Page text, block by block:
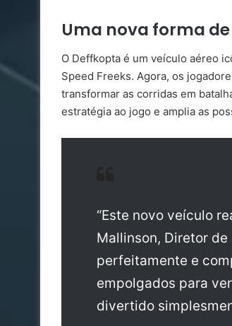
Uma nova forma
O Deffkopta é um veículo aéreo
Speed Freeks. Agora, os
transformar as corridas em
estratégia ao jogo e amplia as
“Este novo veículo
Mallinson, Diretor de
perfeitamente e
empolgados para
divertido